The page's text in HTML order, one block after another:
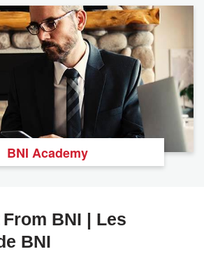
BNI Academy
BNI | Les
BNI